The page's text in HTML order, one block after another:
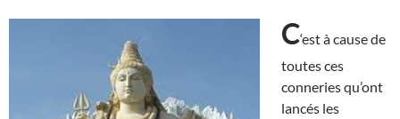
C‘est à cause de
toutes ces
conneries qu’ont
lancés les